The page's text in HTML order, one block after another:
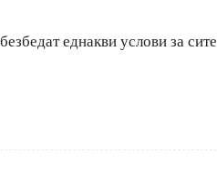
еднакви услови за сите